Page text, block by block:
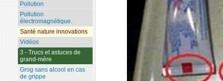
Pollution
Pollution
électromagnétique.
Santé nature innovations
Vidéos
3 - Trucs et astuces de
grand-mère
Grog sans alcool en cas
de grippe